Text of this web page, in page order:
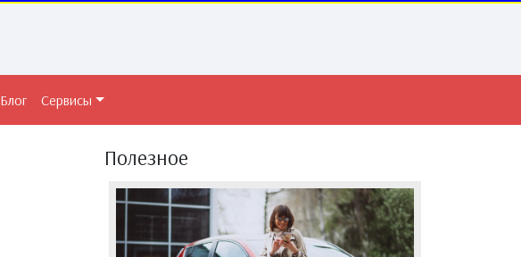
Блог Сервисы
Полезное